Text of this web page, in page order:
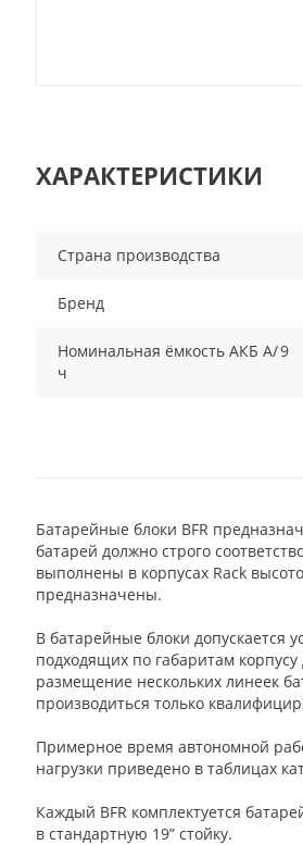
ХАРАКТЕРИСТИКИ
Страна производства
Бренд
Номинальная ёмкость АКБ А/
ч
9
Батарейные блоки BFR
батарей должно строго
выполнены в корпусах Rack
предназначены.
В батарейные блоки допускается
подходящих по габаритам
размещение нескольких линеек
производиться только
Примерное время автономной
нагрузки приведено в таблицах
Каждый BFR комплектуется
в стандартную 19” стойку.